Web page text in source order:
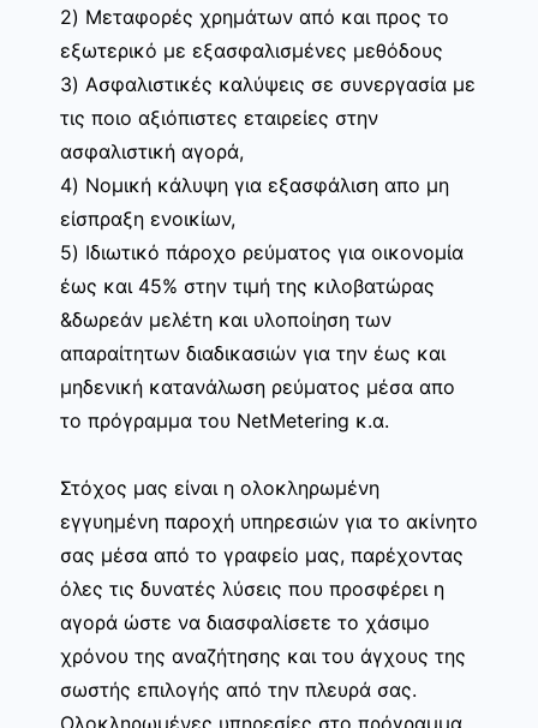
2) Μεταφορές χρημάτων από και προς το
εξωτερικό με εξασφαλισμένες μεθόδους
3) Ασφαλιστικές καλύψεις σε συνεργασία με
τις ποιο αξιόπιστες εταιρείες στην
ασφαλιστική αγορά,
4) Νομική κάλυψη για εξασφάλιση απο μη
είσπραξη ενοικίων,
5) Ιδιωτικό πάροχο ρεύματος για οικονομία
έως και 45% στην τιμή της κιλοβατώρας
&δωρεάν μελέτη και υλοποίηση των
απαραίτητων διαδικασιών για την έως και
μηδενική κατανάλωση ρεύματος μέσα απο
το πρόγραμμα του NetMetering κ.α.
Στόχος μας είναι η ολοκληρωμένη
εγγυημένη παροχή υπηρεσιών για το ακίνητο
σας μέσα από το γραφείο μας, παρέχοντας
όλες τις δυνατές λύσεις που προσφέρει η
αγορά ώστε να διασφαλίσετε το χάσιμο
χρόνου της αναζήτησης και του άγχους της
σωστής επιλογής από την πλευρά σας.
Ολοκληρωμένες υπηρεσίες στο πρόγραμμα